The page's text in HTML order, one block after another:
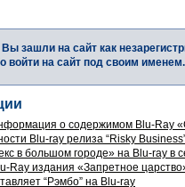
зашли на сайт как
войти на сайт под своим именем.
о содержимом Blu-Ray
Blu-ray релиза “Risky
в большом городе» на Blu-ray в
Ray издания «Запретное
“Рэмбо” на Blu-ray